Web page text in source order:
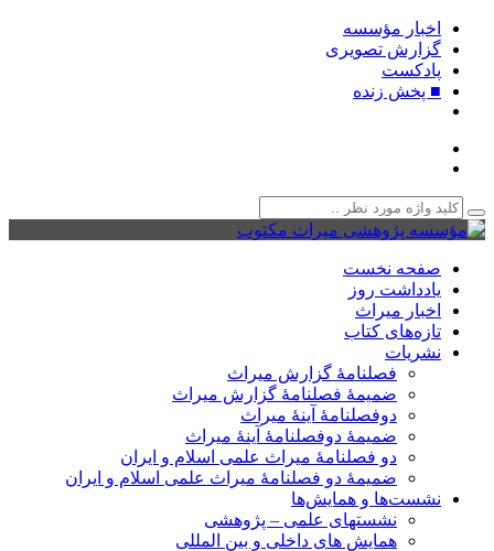
اخبار مؤسسه
گزارش تصویری
پادکست‌
■ پخش زنده
صفحه نخست
یادداشت روز
اخبار میراث
تازه‌های کتاب
نشریات
فصلنامۀ گزارش میراث
ضمیمۀ فصلنامۀ گزارش میراث
دوفصلنامۀ آینۀ میراث
ضمیمۀ دوفصلنامۀ آینۀ میراث
دو فصلنامۀ میراث علمی اسلام و ایران
ضمیمۀ دو فصلنامۀ میراث علمی اسلام و ایران
نشست‌ها و همایش‌ها
نشستهای علمی – پژوهشی
همایش های داخلی و بین المللی